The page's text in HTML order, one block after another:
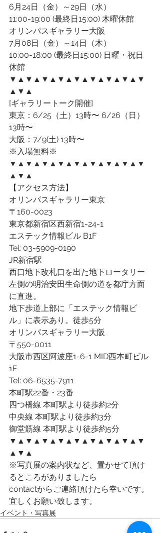
6月24日（金）～29日（水）
11:00-19:00 (最終日15:00) 木曜休館
オリンパスギャラリー大阪
7月08日（金）～14日（木）
10:00-18:00 (最終日15:00) 日曜・祝日
休館
▼▲▼▲▼▲▼▲▼▲▼▲▼▲▼▲▼
▲▼▲
[ギャラリートーク開催]
東京：6/25（土）13時〜 6/26（日）
13時〜
大阪：7/9(土) 13時〜
※入場無料※
▼▲▼▲▼▲▼▲▼▲▼▲▼▲▼▲▼
▲▼▲
【アクセス方法】
オリンパスギャラリー東京
〒160-0023
東京都新宿区西新宿1-24-1
エステック情報ビル B1F
Tel: 03-5909-0190
JR新宿駅
西口地下改札口を出た地下ロータリー
左側の明治安田生命側の道を都庁方面
に直進。
地下歩道上部に「エステック情報ビ
ル」に表示あり。徒歩5分
オリンパスギャラリー大阪
〒550-0011
大阪市西区阿波座1-6-1 MID西本町ビル
1F
Tel: 06-6535-7911
本町駅22番・23番
四つ橋線 本町駅より徒歩約2分
中央線 本町駅より徒歩約3分
御堂筋線 本町駅より徒歩約5分
▼▲▼▲▼▲▼▲▼▲▼▲▼▲▼▲▼
▲▼▲
※写真展の案内状など、置かせて頂け
るところがありましたら
contactからご連絡頂けたら幸いです。
宜しくお願い致します。
イベント・写真展